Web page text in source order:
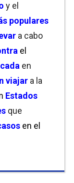
y el
populares
a cabo
el
en
viajar a la
Estados
que
en el